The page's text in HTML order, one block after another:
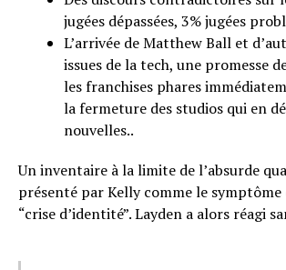
jugées dépassées, 3% jugées
L’arrivée de Matthew Ball et
issues de la tech, une promesse
les franchises phares
la fermeture des studios qui en
nouvelles..
Un inventaire à la limite de l’absurde
présenté par Kelly comme le symptôme
“crise d’identité”. Layden a alors réagi